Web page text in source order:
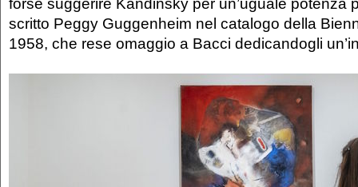
scritto Peggy Guggenheim nel catalogo della
1958, che rese omaggio a Bacci dedicandogli